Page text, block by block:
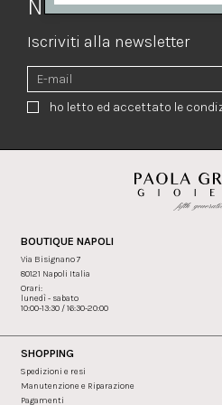
Newsletter
Iscriviti alla newsletter
ho letto ed accettato le
BOUTIQUE NAPOLI
Via Bisignano 7
80121 Napoli Italia
Orari:
lunedì - sabato
10:00-13:30 / 16:30-20:00
SHOPPING
Spedizioni e resi
Manutenzione e Riparazione
Pagamenti